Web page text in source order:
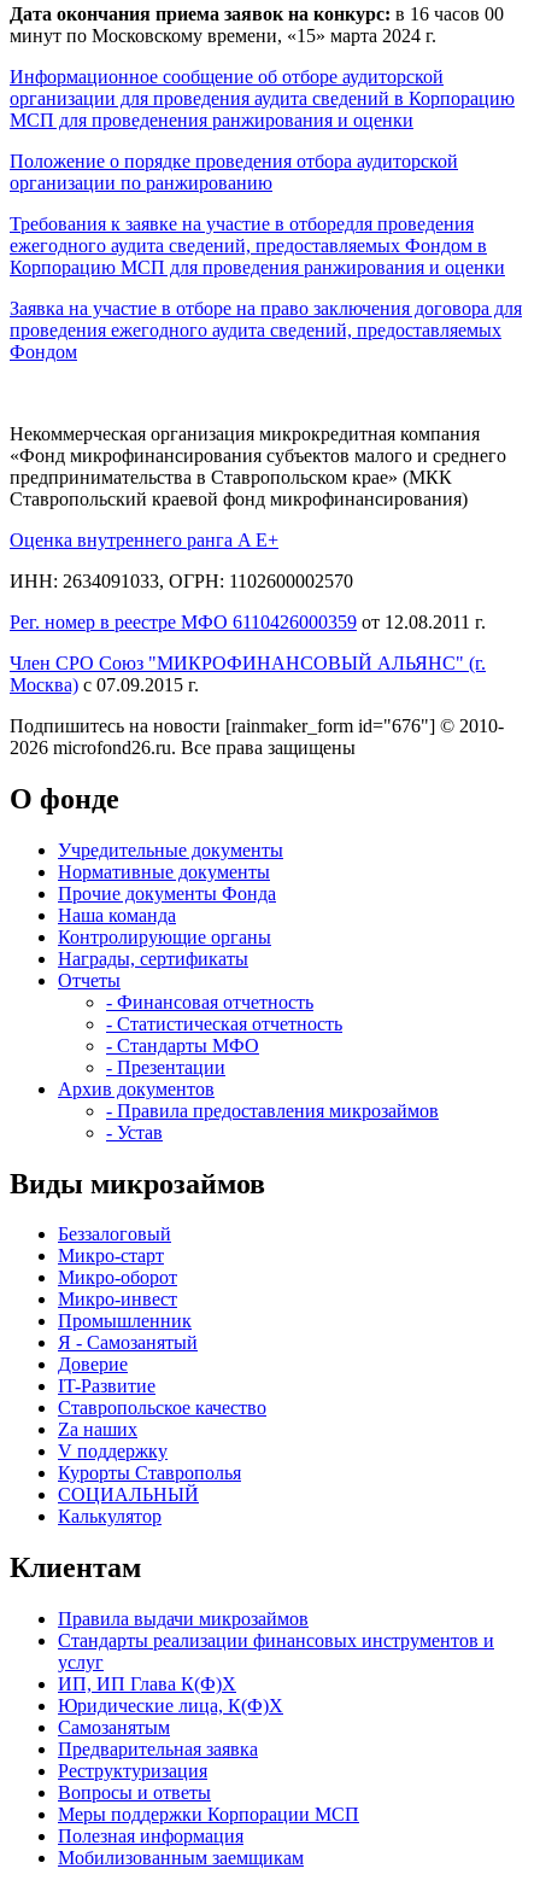
Дата окончания приема заявок на конкурс: в 16 часов 00
минут по Московскому времени, «15» марта 2024 г.
Информационное сообщение об отборе аудиторской
организации для проведения аудита сведений в Корпорацию
МСП для проведенения ранжирования и оценки
Положение о порядке проведения отбора аудиторской
организации по ранжированию
Требования к заявке на участие в отборедля проведения
ежегодного аудита сведений, предоставляемых Фондом в
Корпорацию МСП для проведения ранжирования и оценки
Заявка на участие в отборе на право заключения договора для
проведения ежегодного аудита сведений, предоставляемых
Фондом
Некоммерческая организация микрокредитная компания
«Фонд микрофинансирования субъектов малого и среднего
предпринимательства в Ставропольском крае» (МКК
Ставропольский краевой фонд микрофинансирования)
Оценка внутреннего ранга A E+
ИНН: 2634091033, ОГРН: 1102600002570
Рег. номер в реестре МФО 6110426000359 от 12.08.2011 г.
Член СРО Союз "МИКРОФИНАНСОВЫЙ АЛЬЯНС" (г.
Москва) с 07.09.2015 г.
Подпишитесь на новости [rainmaker_form id="676"] © 2010-
2026 microfond26.ru. Все права защищены
О фонде
Учредительные документы
Нормативные документы
Прочие документы Фонда
Наша команда
Контролирующие органы
Награды, сертификаты
Отчеты
- Финансовая отчетность
- Статистическая отчетность
- Стандарты МФО
- Презентации
Архив документов
- Правила предоставления микрозаймов
- Устав
Виды микрозаймов
Беззалоговый
Микро-старт
Микро-оборот
Микро-инвест
Промышленник
Я - Самозанятый
Доверие
IT-Развитие
Ставропольское качество
Za наших
V поддержку
Курорты Ставрополья
СОЦИАЛЬНЫЙ
Калькулятор
Клиентам
Правила выдачи микрозаймов
Стандарты реализации финансовых инструментов и
услуг
ИП, ИП Глава К(Ф)Х
Юридические лица, К(Ф)Х
Самозанятым
Предварительная заявка
Реструктуризация
Вопросы и ответы
Меры поддержки Корпорации МСП
Полезная информация
Мобилизованным заемщикам